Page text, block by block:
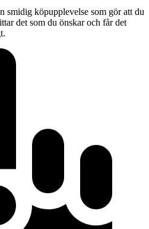
smidig köpupplevelse som gör att du
det som du önskar och får det